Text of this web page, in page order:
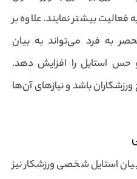
بیشتر نمایند. علاوه بر
به فرد می‌تواند به بیان
استایل را افزایش دهد.
باشد و نیازهای آن‌ها
استایل شخصی ورزشکار نیز